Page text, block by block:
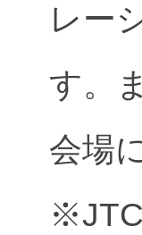
レー
す。
会場